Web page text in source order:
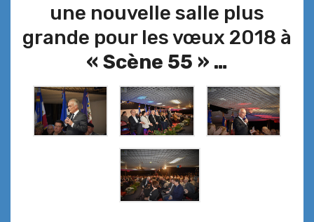
une nouvelle salle plus
grande pour les vœux 2018 à
« Scène 55 » …